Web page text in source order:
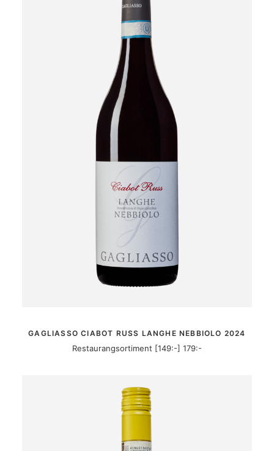
GAGLIASSO CIABOT RUSS LANGHE NEBBIOLO 2024
Restaurangsortiment [149:-] 179:-